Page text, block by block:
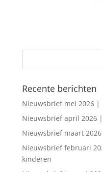
Recente berichten
Nieuwsbrief mei 2026 |
Nieuwsbrief april 2026
Nieuwsbrief maart
Nieuwsbrief februari
kinderen